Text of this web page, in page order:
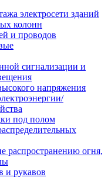
электросети зданий
колонн
и проводов
сигнализации и
напряжения
под полом
распространению огня,
и рукавов